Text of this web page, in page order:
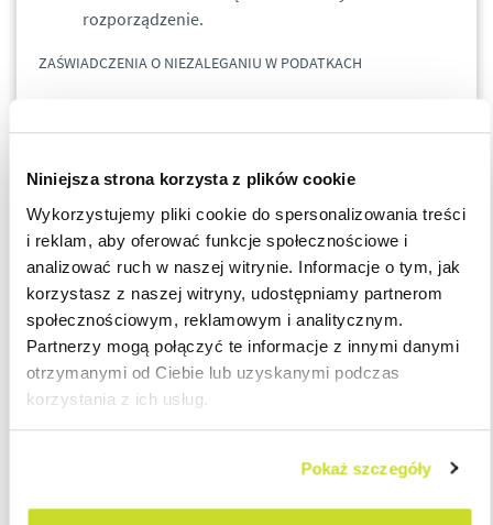
Niniejsza strona korzysta z plików cookie
Wykorzystujemy pliki cookie do spersonalizowania treści
i reklam, aby oferować funkcje społecznościowe i
analizować ruch w naszej witrynie. Informacje o tym, jak
korzystasz z naszej witryny, udostępniamy partnerom
społecznościowym, reklamowym i analitycznym.
Partnerzy mogą połączyć te informacje z innymi danymi
otrzymanymi od Ciebie lub uzyskanymi podczas
korzystania z ich usług.
Pokaż szczegóły
rozporządzenie.
ZAŚWIADCZENIA O NIEZALEGANIU W PODATKACH
zaświadczenie wystawiane jest w okresie objętym
zaniechaniem poboru odsetek za zwłokę od
zaległości podatkowych, nie uwzględnia się
zaległości podatkowych, których zapłata po
upływie terminu płatności jest objęta tym
zaniechaniem poboru odsetek.
Zmiana stosowana jest odpowiednio do ustalania
spełnienia warunku braku istnienia zaległości
podatkowych w celu skorzystania ze wsparcia
finansowego w ramach programów rządowych.